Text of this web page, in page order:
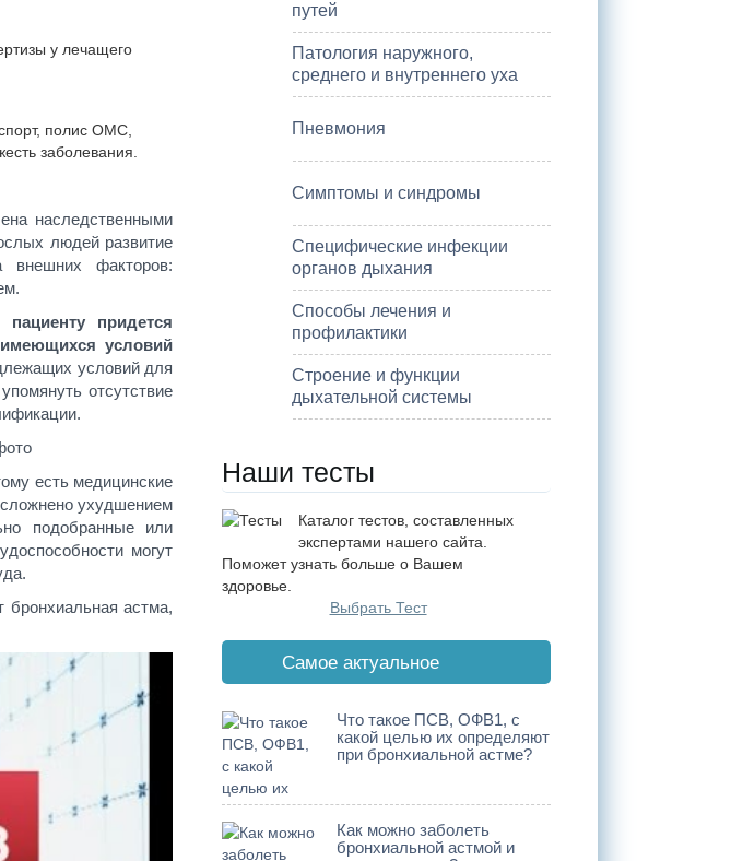
у лечащего
полис ОМС,
заболевания.
наследственными
людей развитие
внешних факторов:
придется
условий
условий для
отсутствие
есть медицинские
ухудшением
подобранные или
могут
бронхиальная астма,
путей
Патология наружного,
среднего и внутреннего уха
Пневмония
Симптомы и синдромы
Специфические инфекции
органов дыхания
Способы лечения и
профилактики
Строение и функции
дыхательной системы
Наши тесты
Каталог тестов, составленных
экспертами нашего сайта.
Поможет узнать больше о Вашем
здоровье.
Выбрать Тест
Cамое актуальное
Что такое ПСВ, ОФВ1, с
какой целью их определяют
при бронхиальной астме?
Как можно заболеть
бронхиальной астмой и